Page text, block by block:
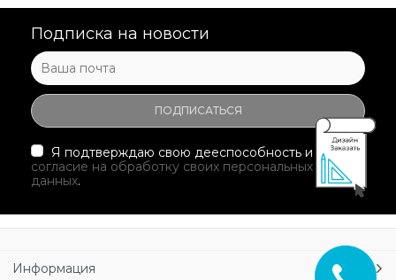
Подписка на новости
Я подтверждаю свою дееспособность и даю
согласие на обработку своих персональных
данных.
Информация